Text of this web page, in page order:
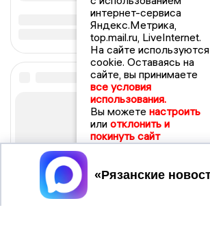
интернет-сервиса
Яндекс.Метрика,
top.mail.ru, LiveInternet.
На сайте используются
cookie. Оставаясь на
сайте, вы принимаете
все условия
использования.
Вы можете настроить
или отклонить и
покинуть сайт
Принять